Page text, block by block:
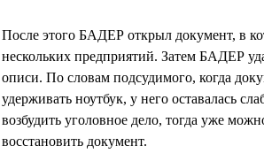
После этого БАДЕР открыл документ, в
нескольких предприятий. Затем БАДЕР
описи. По словам подсудимого, когда
удерживать ноутбук, у него оставалась
возбудить уголовное дело, тогда уже
восстановить документ.